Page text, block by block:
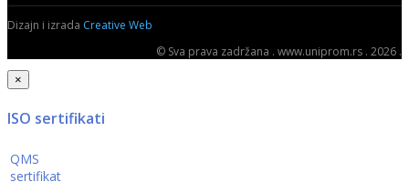
Dizajn i izrada Creative Web
© Sva prava zadržana . www.uniprom.rs . 2026 .
×
ISO sertifikati
QMS
sertifikat